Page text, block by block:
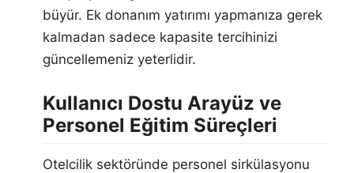
büyür. Ek donanım yatırımı yapmanıza gerek
kalmadan sadece kapasite tercihinizi
güncellemeniz yeterlidir.
Kullanıcı Dostu Arayüz ve
Personel Eğitim Süreçleri
Otelcilik sektöründe personel sirkülasyonu